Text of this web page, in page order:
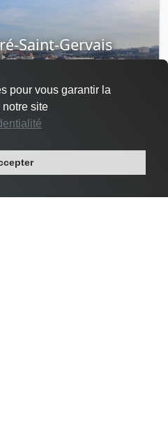
Saint-Gervais
DENIS
pour vous garantir la
site